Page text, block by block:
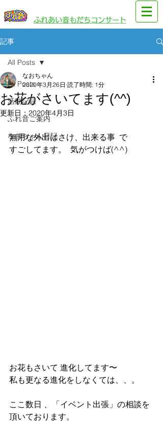
​ふれあい音もだちコンサート
記事
All Posts
活動記録
ふれ音ご案内
なおちゃん日記
All Posts
お花がさいてます(^^)
なおちゃん
2020年3月26日 読了時間: 1分
更新日： 2020年4月3日
無用な外出はさけ、出来る事  で
すごしてます。  気がつけば(^^)
お花もさいて 進化してます〜
私も更なる進化をしなくては、、。
ここ数日 、「イベント出張」の相談を
頂いております。